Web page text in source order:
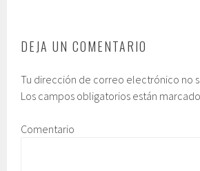
DEJA UN COMENTARIO
Tu dirección de correo electrónico no
Los campos obligatorios están
Comentario